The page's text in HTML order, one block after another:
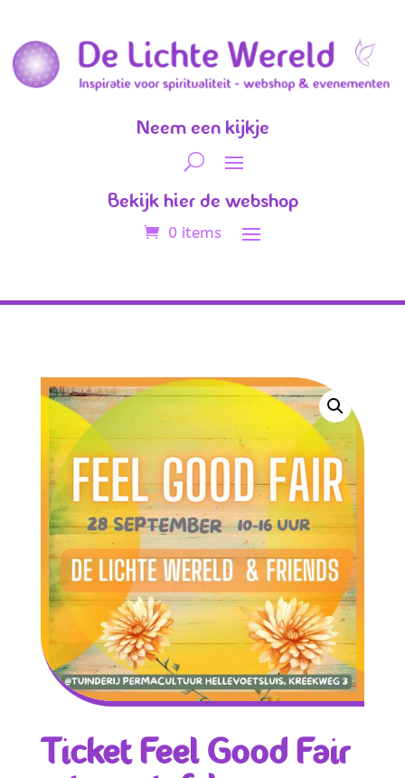
Neem een kijkje
Bekijk hier de webshop
0 items
Ticket Feel Good Fair